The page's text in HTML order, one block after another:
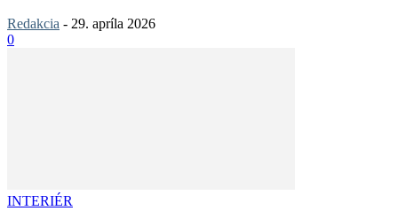
Redakcia - 29. apríla 2026
0
INTERIÉR